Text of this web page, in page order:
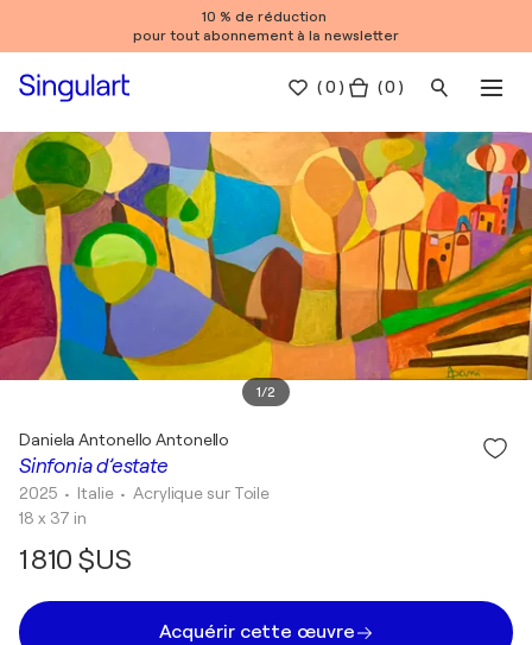
10 % de réduction
pour tout abonnement à la newsletter
(0 ) ( 0 )
1/2
Sinfonia d’estate
Daniela Antonello Antonello
2025 • Italie •Acrylique sur Toile
18 x 37 in
1 810 $US
Acquérir cette œuvre